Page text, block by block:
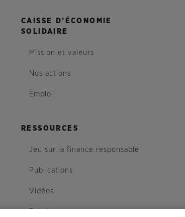
CAISSE D’ÉCONOMIE
SOLIDAIRE
Mission et valeurs
Nos actions
Emploi
RESSOURCES
Jeu sur la finance responsable
Publications
Vidéos
Balados